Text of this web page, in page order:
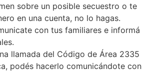
sobre un posible secuestro o te
en una cuenta, no lo hagas.
con tus familiares e informá
llamada del Código de Área 2335
podés hacerlo comunicándote con